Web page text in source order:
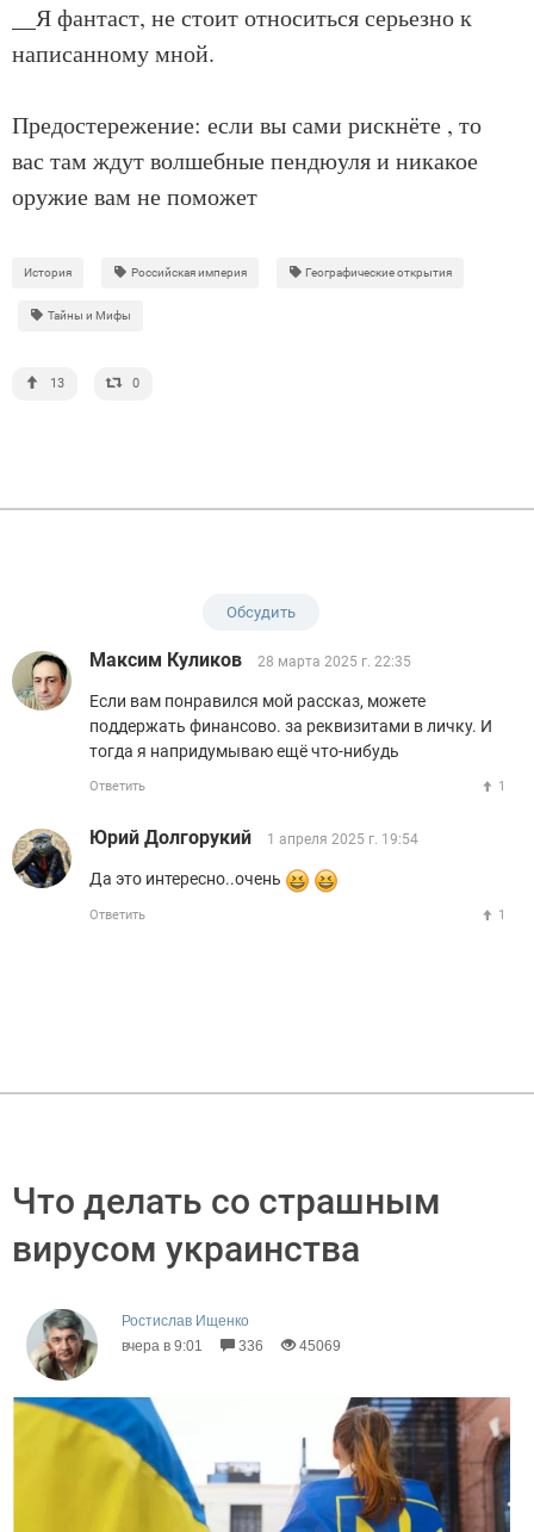
__Я фантаст, не стоит относиться серьезно к
написанному мной.
Предостережение: если вы сами рискнёте , то
вас там ждут волшебные пендюуля и никакое
оружие вам не поможет
История Российская империя Географические открытия
Тайны и Мифы
13 0
Обсудить
Максим Куликов 28 марта 2025 г. 22:35
Если вам понравился мой рассказ, можете
поддержать финансово. за реквизитами в личку. И
тогда я напридумываю ещё что-нибудь
Ответить 1
Юрий Долгорукий 1 апреля 2025 г. 19:54
Да это интересно..очень
Ответить 1
Что делать со страшным
вирусом украинства
Ростислав Ищенко
вчера в 9:01
336 45069